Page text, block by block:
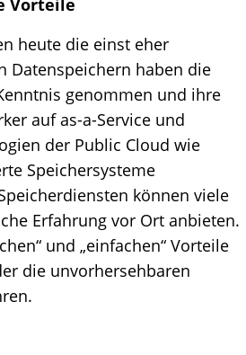
Vorteile
heute die einst eher
Datenspeichern haben die
genommen und ihre
auf as-a-Service und
der Public Cloud wie
Speichersysteme
können viele
Erfahrung vor Ort anbieten.
und „einfachen“ Vorteile
die unvorhersehbaren